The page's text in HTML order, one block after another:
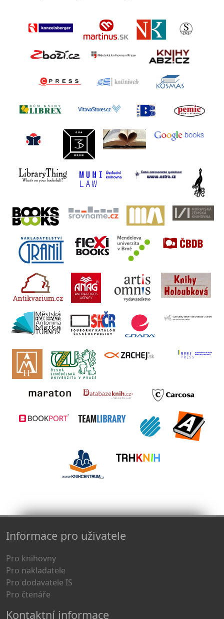
Informace pro uživatele
Pro knihovny
Pro nakladatele
Pro dodavatele IS
Pro čtenáře
Kontaktní informace